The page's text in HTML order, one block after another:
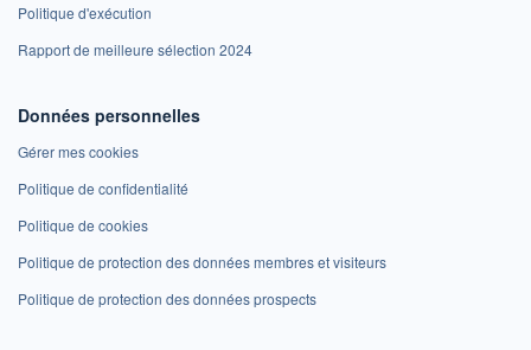
Politique d'exécution
Rapport de meilleure sélection 2024
Données personnelles
Gérer mes cookies
Politique de confidentialité
Politique de cookies
Politique de protection des données membres et visiteurs
Politique de protection des données prospects